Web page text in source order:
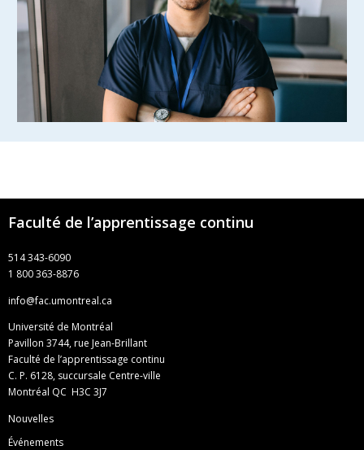
Faculté de l’apprentissage continu
514 343-6090
1 800 363-8876
info@fac.umontreal.ca
Université de Montréal
Pavillon 3744, rue Jean-Brillant
Faculté de l’apprentissage continu
C. P. 6128, succursale Centre-ville
Montréal QC H3C 3J7
Nouvelles
Événements